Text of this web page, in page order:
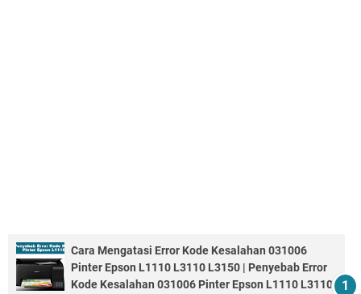
Cara Mengatasi Error Kode Kesalahan 031006
Pinter Epson L1110 L3110 L3150 | Penyebab Error
Kode Kesalahan 031006 Pinter Epson L1110 L3110